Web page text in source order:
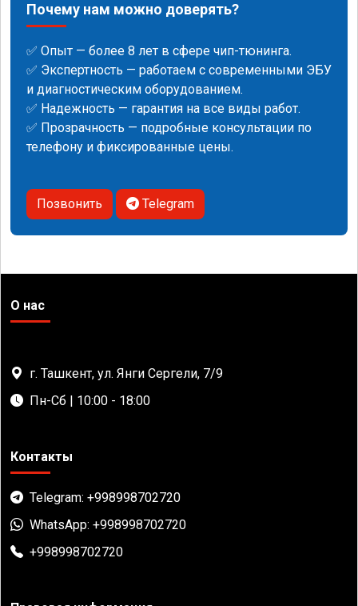
Почему нам можно доверять?
✅ Опыт — более 8 лет в сфере чип-тюнинга.
✅ Экспертность — работаем с современными ЭБУ
и диагностическим оборудованием.
✅ Надежность — гарантия на все виды работ.
✅ Прозрачность — подробные консультации по
телефону и фиксированные цены.
Позвонить Telegram
О нас
г. Ташкент, ул. Янги Сергели, 7/9
Пн-Сб | 10:00 - 18:00
Контакты
Telegram: +998998702720
WhatsApp: +998998702720
+998998702720